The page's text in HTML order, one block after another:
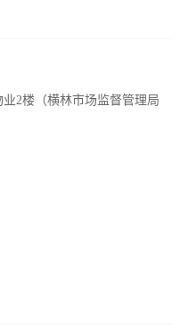
2楼（横林市场监督管理局